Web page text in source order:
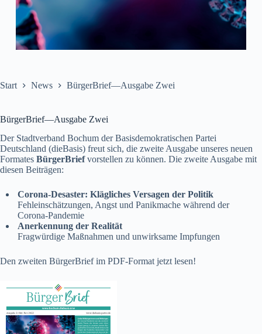
Start News BürgerBrief—Ausgabe Zwei
BürgerBrief—Ausgabe Zwei
Der Stadtverband Bochum der Basisdemokratischen Partei
Deutschland (dieBasis) freut sich, die zweite Ausgabe unseres neuen
Formates BürgerBriefvorstellen zu können. Die zweite Ausgabe mit
diesen Beiträgen:
Corona-Desaster: Klägliches Versagen der Politik
Fehleinschätzungen, Angst und Panikmache während der
Corona-Pandemie
Anerkennung der Realität
Fragwürdige Maßnahmen und unwirksame Impfungen
Den zweiten BürgerBrief im PDF-Format jetzt lesen!